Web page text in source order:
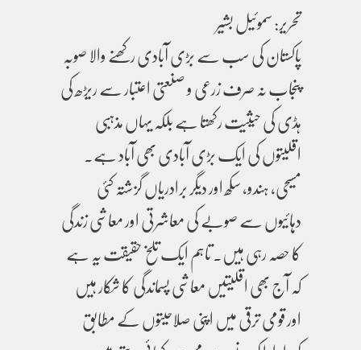
تحریر: سموئیل بشیر
پاکستان کی سب سے بڑی آبادی رکھنے والا صوبہ
پنجاب نہ صرف زرعی و صنعتی اعتبار سے ریڑھ کی
ہڈی کی حیثیت رکھتا ہے بلکہ یہاں مذہبی
اقلیتوں کی ایک بڑی آبادی بھی آباد ہے۔
مسیحی، ہندو، سکھ اور دیگر برادریاں گزشتہ کئی
دہائیوں سے صوبے کی معاشرتی اور معاشی زندگی
کا حصہ رہی ہیں۔ تاہم ایک تلخ حقیقت یہ ہے
کہ آج بھی اقلیتیں معاشی پسماندگی کا شکار ہیں
اور قومی ترقی میں اپنی صلاحیتوں کے مطابق